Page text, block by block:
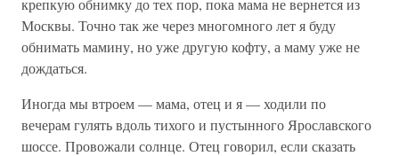
крепкую обнимку до тех пор, пока мама не вернется из
Москвы. Точно так же через многомного лет я буду
обнимать мамину, но уже другую кофту, а маму уже не
дождаться.
Иногда мы втроем — мама, отец и я — ходили по
вечерам гулять вдоль тихого и пустынного Ярославского
шоссе. Провожали солнце. Отец говорил, если сказать